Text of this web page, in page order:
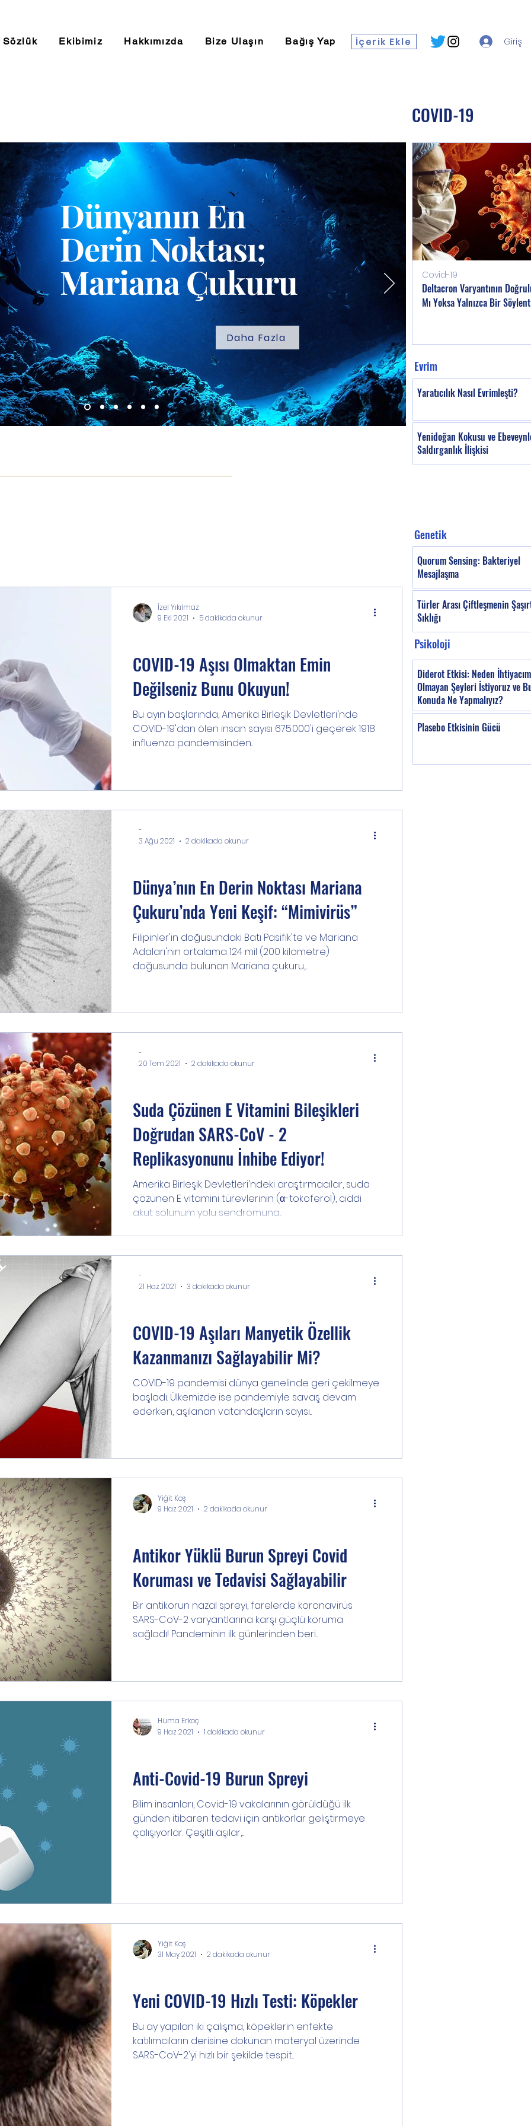
Sözlük Ekibimiz Hakkımızda Bize Ulaşın Bağış Yap İçerik Ekle Giriş
COVID-19
Dünyanın En
Derin Noktası;
Mariana Çukuru
Daha Fazla
COVID-19 Aşısı Olmaktan Emin
Değilseniz Bunu Okuyun!
Bu ayın başlarında, Amerika Birleşik Devletleri'nde
COVID-19'dan ölen insan sayısı 675.000'i geçerek 1918
influenza pandemisinden...
İzel Yıkılmaz
9 Eki 2021
5 dakikada okunur
Dünya’nın En Derin Noktası Mariana
Çukuru’nda Yeni Keşif: “Mimivirüs”
Filipinler'in doğusundaki Batı Pasifik'te ve Mariana
Adaları'nın ortalama 124 mil (200 kilometre)
doğusunda bulunan Mariana çukuru,...
-
3 Ağu 2021
2 dakikada okunur
Suda Çözünen E Vitamini Bileşikleri
Doğrudan SARS-CoV - 2
Replikasyonunu İnhibe Ediyor!
Amerika Birleşik Devletleri'ndeki araştırmacılar, suda
çözünen E vitamini türevlerinin (α-tokoferol), ciddi
akut solunum yolu sendromuna...
-
20 Tem 2021
2 dakikada okunur
COVID-19 Aşıları Manyetik Özellik
Kazanmanızı Sağlayabilir Mi?
COVID-19 pandemisi dünya genelinde geri çekilmeye
başladı. Ülkemizde ise pandemiyle savaş devam
ederken, aşılanan vatandaşların sayısı...
-
21 Haz 2021
3 dakikada okunur
Antikor Yüklü Burun Spreyi Covid
Koruması ve Tedavisi Sağlayabilir
Bir antikorun nazal spreyi, farelerde koronavirüs
SARS-CoV-2 varyantlarına karşı güçlü koruma
sağladı! Pandeminin ilk günlerinden beri...
Yiğit Koş
9 Haz 2021
2 dakikada okunur
Anti-Covid-19 Burun Spreyi
Bilim insanları, Covid-19 vakalarının görüldüğü ilk
günden itibaren tedavi için antikorlar geliştirmeye
çalışıyorlar. Çeşitli aşılar,...
Hüma Erkoç
9 Haz 2021
1 dakikada okunur
Yeni COVID-19 Hızlı Testi: Köpekler
Bu ay yapılan iki çalışma, köpeklerin enfekte
katılımcıların derisine dokunan materyal üzerinde
SARS-CoV-2'yi hızlı bir şekilde tespit...
Yiğit Koş
31 May 2021
2 dakikada okunur
Deltacron Varyantının
Mı Yoksa Yalnızca Bir
Covid-19
Yaratıcılık Nasıl Evrimleşti?
Yenidoğan Kokusu ve
Saldırganlık İlişkisi
Quorum Sensing: Bakteriyel
Mesajlaşma
Türler Arası Çiftleşmenin
Sıklığı
Diderot Etkisi: Neden
Olmayan Şeyleri İstiyoruz ve Bu
Konuda Ne Yapmalıyız?
Plasebo Etkisinin Gücü
Evrim
Genetik
Psikoloji